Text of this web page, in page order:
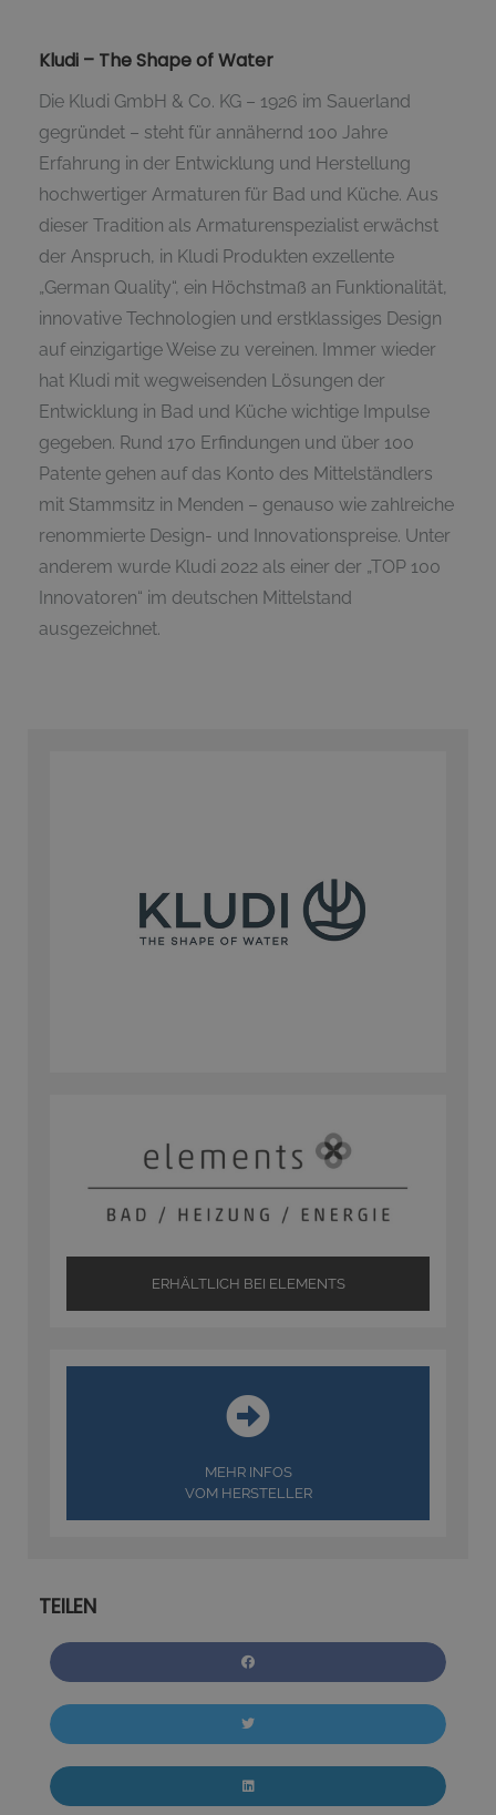
Kludi – The Shape of Water
Die Kludi GmbH & Co. KG – 1926 im Sauerland
gegründet – steht für annähernd 100 Jahre
Erfahrung in der Entwicklung und Herstellung
hochwertiger Armaturen für Bad und Küche. Aus
dieser Tradition als Armaturenspezialist erwächst
der Anspruch, in Kludi Produkten exzellente
„German Quality“, ein Höchstmaß an Funktionalität,
innovative Technologien und erstklassiges Design
auf einzigartige Weise zu vereinen. Immer wieder
hat Kludi mit wegweisenden Lösungen der
Entwicklung in Bad und Küche wichtige Impulse
gegeben. Rund 170 Erfindungen und über 100
Patente gehen auf das Konto des Mittelständlers
mit Stammsitz in Menden – genauso wie zahlreiche
renommierte Design- und Innovationspreise. Unter
anderem wurde Kludi 2022 als einer der „TOP 100
Innovatoren“ im deutschen Mittelstand
ausgezeichnet.
ERHÄLTLICH BEI ELEMENTS
MEHR INFOS
VOM HERSTELLER
TEILEN